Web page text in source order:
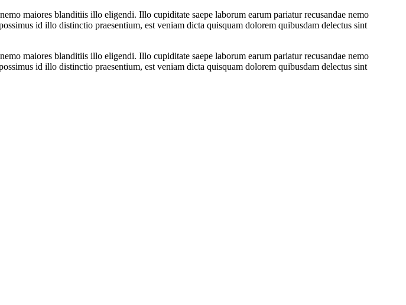
maiores blanditiis illo eligendi. Illo cupiditate saepe laborum earum pariatur recusandae nemo
id illo distinctio praesentium, est veniam dicta quisquam dolorem quibusdam delectus sint
maiores blanditiis illo eligendi. Illo cupiditate saepe laborum earum pariatur recusandae nemo
id illo distinctio praesentium, est veniam dicta quisquam dolorem quibusdam delectus sint